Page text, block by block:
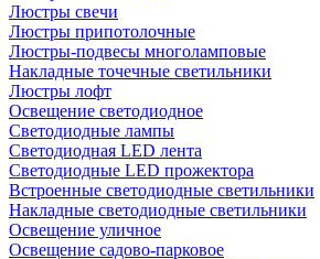
Люстры свечи
Люстры припотолочные
Люстры-подвесы многоламповые
Накладные точечные светильники
Люстры лофт
Освещение светодиодное
Светодиодные лампы
Светодиодная LED лента
Светодиодные LED прожектора
Встроенные светодиодные светильники
Накладные светодиодные светильники
Освещение уличное
Освещение садово-парковое